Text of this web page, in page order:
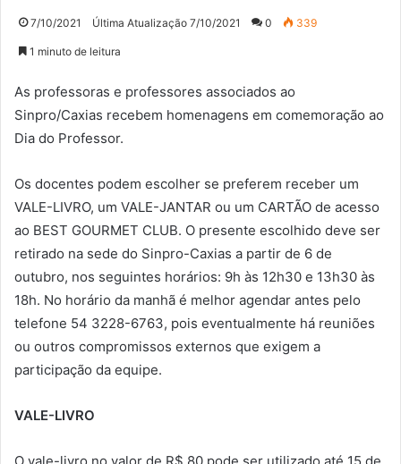
7/10/2021 Última Atualização 7/10/2021 0 339
1 minuto de leitura
As professoras e professores associados ao
Sinpro/Caxias recebem homenagens em comemoração ao
Dia do Professor.
Os docentes podem escolher se preferem receber um
VALE-LIVRO, um VALE-JANTAR ou um CARTÃO de acesso
ao BEST GOURMET CLUB. O presente escolhido deve ser
retirado na sede do Sinpro-Caxias a partir de 6 de
outubro, nos seguintes horários: 9h às 12h30 e 13h30 às
18h. No horário da manhã é melhor agendar antes pelo
telefone 54 3228-6763, pois eventualmente há reuniões
ou outros compromissos externos que exigem a
participação da equipe.
VALE-LIVRO
O vale-livro no valor de R$ 80 pode ser utilizado até 15 de